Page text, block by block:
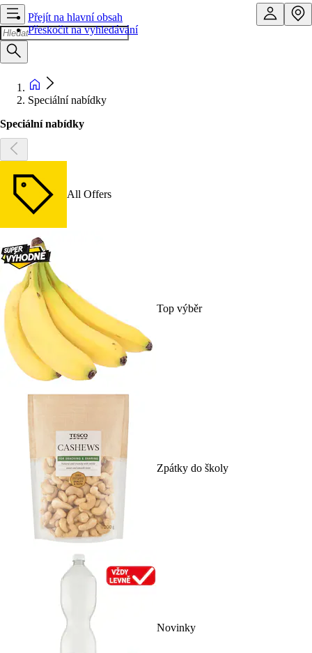
Přejít na hlavní obsah
Přeskočit na vyhledávání
Speciální nabídky
Speciální nabídky
All Offers
Top výběr
Zpátky do školy
Novinky